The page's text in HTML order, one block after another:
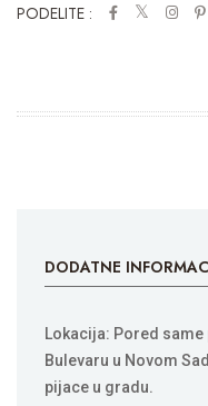
PODELITE :
DODATNE
Lokacija: Pored
Bulevaru u Novom
pijace u gradu.